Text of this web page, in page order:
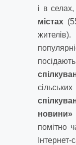
і в
містах
новини»
помітно